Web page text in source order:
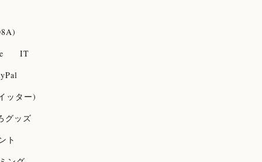
IT
ッター)
グッズ
ト